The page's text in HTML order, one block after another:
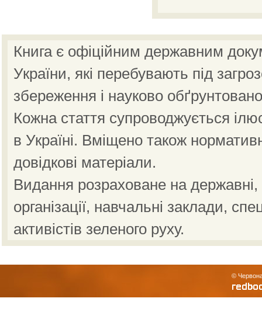
Книга є офіційним державним
України, які перебувають під
збереження і науково
Кожна стаття супроводжується
в Україні. Вміщено також
довідкові матеріали.
Видання розраховане на державні,
організації, навчальні заклади,
активістів зеленого руху.
©